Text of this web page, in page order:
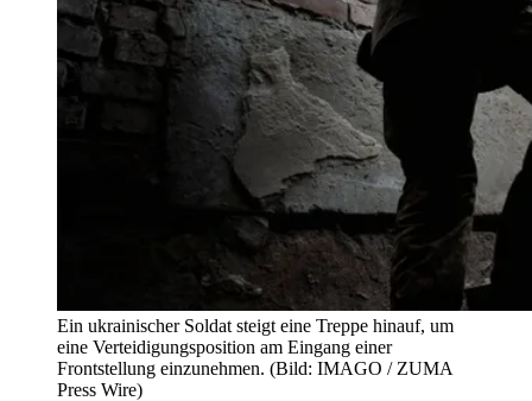
Ein ukrainischer Soldat steigt eine Treppe hinauf, um
eine Verteidigungsposition am Eingang einer
Frontstellung einzunehmen. (Bild: IMAGO / ZUMA
Press Wire)